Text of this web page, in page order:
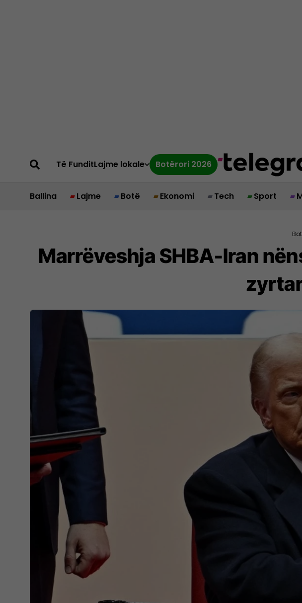
Të FunditLajme lokale Botërori 2026
Ballina Lajme Botë Ekonomi Tech Sport
Marrëveshja SHBA-Iran